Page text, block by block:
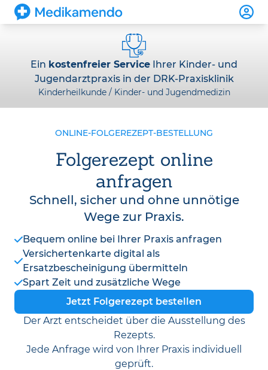
Ein kostenfreier Service Ihrer Kinder- und
Jugendarztpraxis in der DRK-Praxisklinik
Kinderheilkunde / Kinder- und Jugendmedizin
ONLINE-FOLGEREZEPT-BESTELLUNG
Folgerezept online
anfragen
Schnell, sicher und ohne unnötige
Wege zur Praxis.
Bequem online bei Ihrer Praxis anfragen
Versichertenkarte digital als
Ersatzbescheinigung übermitteln
Spart Zeit und zusätzliche Wege
Jetzt Folgerezept bestellen
Der Arzt entscheidet über die Ausstellung des
Rezepts.
Jede Anfrage wird von Ihrer Praxis individuell
geprüft.